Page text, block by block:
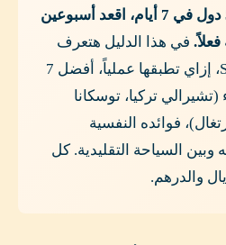
بدل ما تزور 5 دول في 7 أيام، اقعد أسبوعين
في هذا الدليل هتعرف
فلسفة الـ Slow Travel، إزاي تطبقها عملياً، أفضل 7
تركيا، توسكانا
فوائده النفسية
وبين السياحة التقليدية. كل
والدرهم.